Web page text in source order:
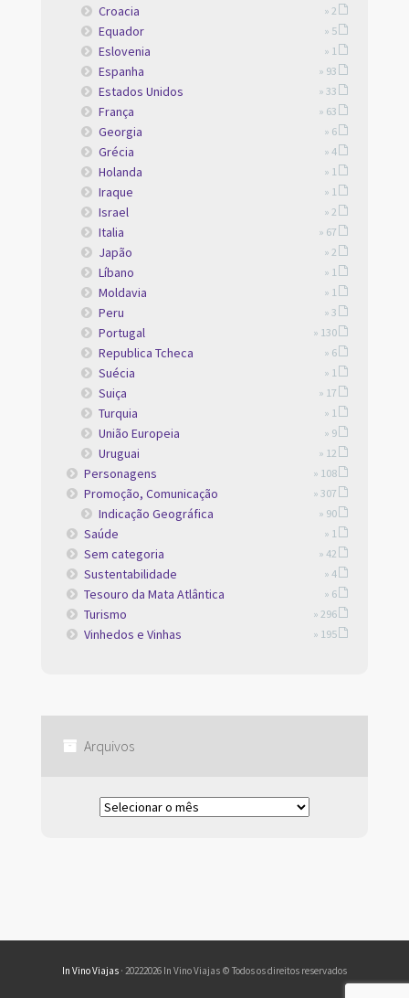
Croacia » 2
Equador » 5
Eslovenia » 1
Espanha » 93
Estados Unidos » 33
França » 63
Georgia » 6
Grécia » 4
Holanda » 1
Iraque » 1
Israel » 2
Italia » 67
Japão » 2
Líbano » 1
Moldavia » 1
Peru » 3
Portugal » 130
Republica Tcheca » 6
Suécia » 1
Suiça » 17
Turquia » 1
União Europeia » 9
Uruguai » 12
Personagens » 108
Promoção, Comunicação » 307
Indicação Geográfica » 90
Saúde » 1
Sem categoria » 42
Sustentabilidade » 4
Tesouro da Mata Atlântica » 6
Turismo » 296
Vinhedos e Vinhas » 195
Arquivos
In Vino Viajas · 20222026 In Vino Viajas © Todos os direitos reservados